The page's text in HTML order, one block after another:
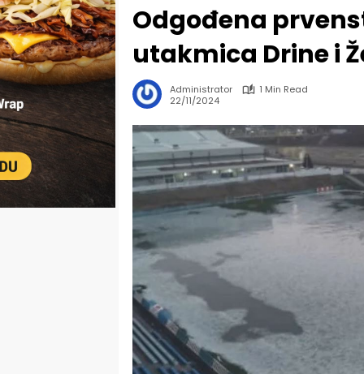
Odgođena
utakmica Drine i
Administrator
1 Min Read
22/11/2024